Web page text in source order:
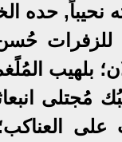
نحيباً, حده
للزفرات
بلهيب
مُجتلى
على